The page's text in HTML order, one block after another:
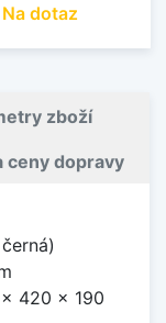
Na dotaz
zboží
ceny dopravy
420 x 190